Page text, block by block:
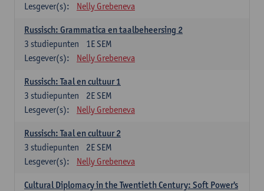
Lesgever(s):
Nelly Grebeneva
Russisch: Grammatica en taalbeheersing 2
1E SEM
3 studiepunten
Lesgever(s):
Nelly Grebeneva
Russisch: Taal en cultuur 1
2E SEM
3 studiepunten
Lesgever(s):
Nelly Grebeneva
Russisch: Taal en cultuur 2
2E SEM
3 studiepunten
Lesgever(s):
Nelly Grebeneva
Cultural Diplomacy in the Twentieth Century: Soft Power's